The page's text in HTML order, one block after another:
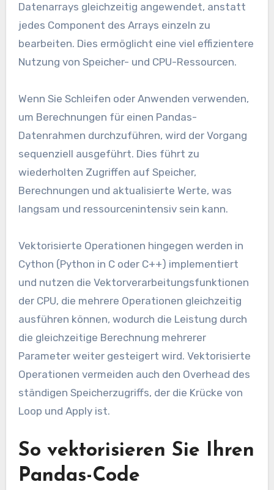
Datenarrays gleichzeitig angewendet, anstatt
jedes Component des Arrays einzeln zu
bearbeiten. Dies ermöglicht eine viel effizientere
Nutzung von Speicher- und CPU-Ressourcen.
Wenn Sie Schleifen oder Anwenden verwenden,
um Berechnungen für einen Pandas-
Datenrahmen durchzuführen, wird der Vorgang
sequenziell ausgeführt. Dies führt zu
wiederholten Zugriffen auf Speicher,
Berechnungen und aktualisierte Werte, was
langsam und ressourcenintensiv sein kann.
Vektorisierte Operationen hingegen werden in
Cython (Python in C oder C++) implementiert
und nutzen die Vektorverarbeitungsfunktionen
der CPU, die mehrere Operationen gleichzeitig
ausführen können, wodurch die Leistung durch
die gleichzeitige Berechnung mehrerer
Parameter weiter gesteigert wird. Vektorisierte
Operationen vermeiden auch den Overhead des
ständigen Speicherzugriffs, der die Krücke von
Loop und Apply ist.
So vektorisieren Sie Ihren
Pandas-Code